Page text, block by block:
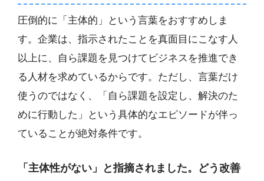
圧倒的に「主体的」という言葉をおすすめしま
す。企業は、指示されたことを真面目にこなす人
以上に、自ら課題を見つけてビジネスを推進でき
る人材を求めているからです。ただし、言葉だけ
使うのではなく、「自ら課題を設定し、解決のた
めに行動した」という具体的なエピソードが伴っ
ていることが絶対条件です。
「主体性がない」と指摘されました。どう改善